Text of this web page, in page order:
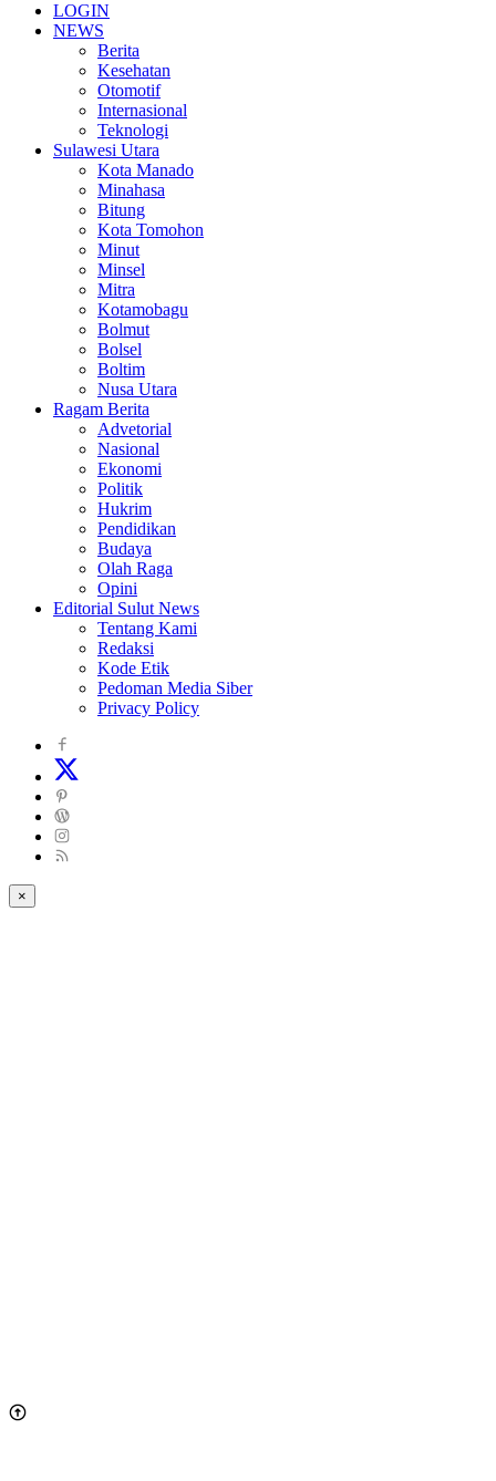
LOGIN
NEWS
Berita
Kesehatan
Otomotif
Internasional
Teknologi
Sulawesi Utara
Kota Manado
Minahasa
Bitung
Kota Tomohon
Minut
Minsel
Mitra
Kotamobagu
Bolmut
Bolsel
Boltim
Nusa Utara
Ragam Berita
Advetorial
Nasional
Ekonomi
Politik
Hukrim
Pendidikan
Budaya
Olah Raga
Opini
Editorial Sulut News
Tentang Kami
Redaksi
Kode Etik
Pedoman Media Siber
Privacy Policy
×